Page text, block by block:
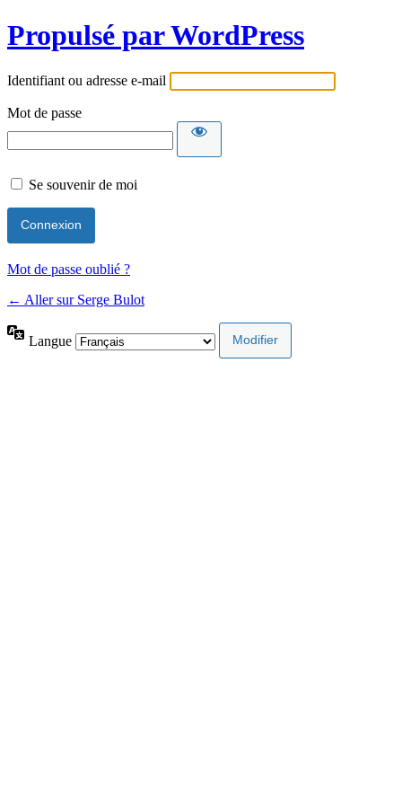
Propulsé par WordPress
Identifiant ou adresse e-mail
Mot de passe
Se souvenir de moi
Mot de passe oublié ?
← Aller sur Serge Bulot
Langue